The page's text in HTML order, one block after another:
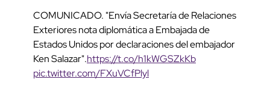
COMUNICADO. "Envía Secretaría de Relaciones
Exteriores nota diplomática a Embajada de
Estados Unidos por declaraciones del embajador
Ken Salazar".https://t.co/h1kWGSZkKb
pic.twitter.com/FXuVCfPlyl